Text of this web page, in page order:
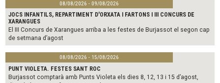
08/08/2026 - 09/08/2026
JOCS INFANTILS, REPARTIMENT D'ORXATA I FARTONS I III CONCURS DE
XARANGUES
El III Concurs de Xarangues arriba a les festes de Burjassot el segon cap
de setmana d’agost
08/08/2026 - 15/08/2026
PUNT VIOLETA. FESTES SANT ROC
Burjassot comptarà amb Punts Violeta els dies 8, 12, 13 i 15 d’agost,